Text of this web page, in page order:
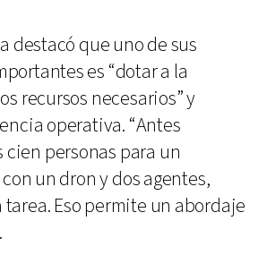
destacó que uno de sus
es “dotar a la
recursos necesarios” y
operativa. “Antes
personas para un
un dron y dos agentes,
Eso permite un abordaje